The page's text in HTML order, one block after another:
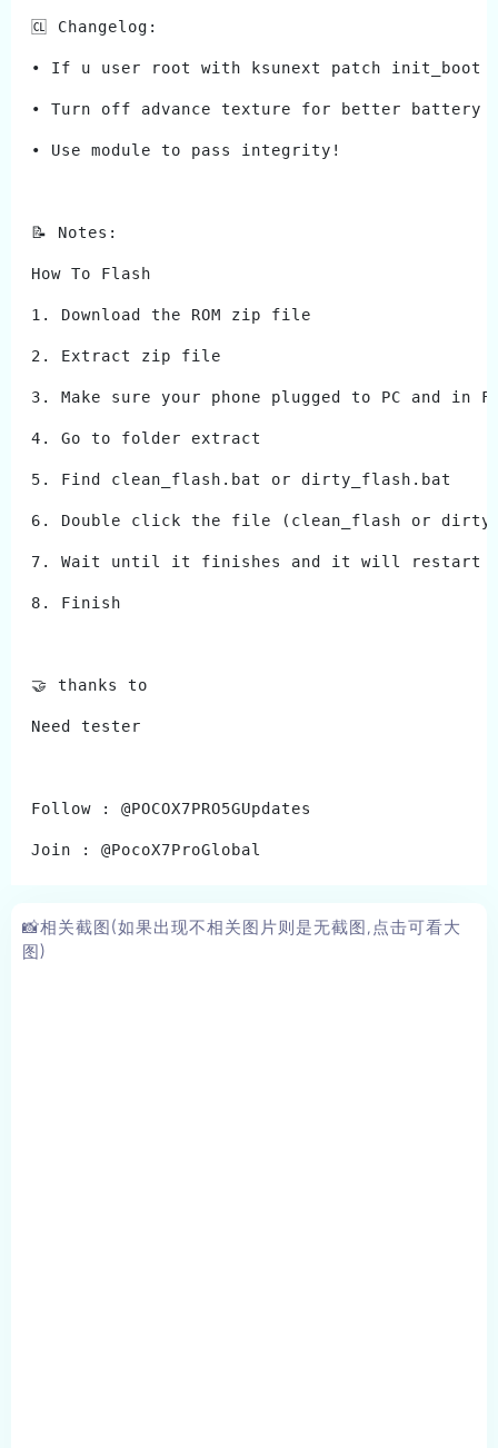
🆑 Changelog:
• If u user root with ksunext patch init_boot
• Turn off advance texture for better battery
• Use module to pass integrity!
📝 Notes:
How To Flash
1. Download the ROM zip file
2. Extract zip file
3. Make sure your phone plugged to PC and in
4. Go to folder extract
5. Find clean_flash.bat or dirty_flash.bat
6. Double click the file (clean_flash or
7. Wait until it finishes and it will restart
8. Finish
🤝 thanks to
Need tester
Follow : @POCOX7PRO5GUpdates
Join : @PocoX7ProGlobal
📸相关截图(如果出现不相关图片则是无截图,点击可看大
图)